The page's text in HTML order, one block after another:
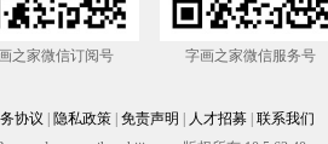
之家微信订阅号 字画之家微信服务号
协议 | 隐私政策 | 免责声明 | 人才招募 | 联系我们